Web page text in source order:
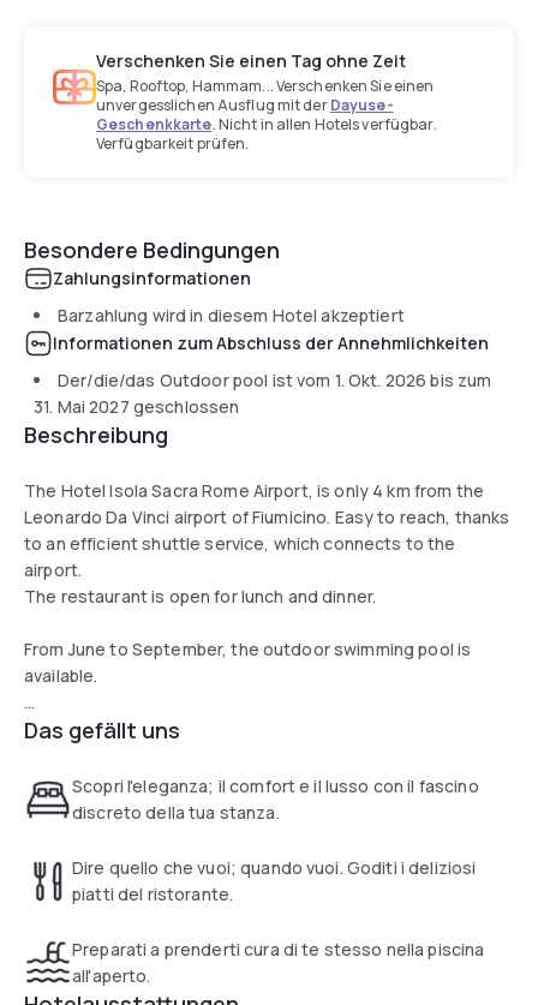
Verschenken Sie einen Tag ohne Zeit
Spa, Rooftop, Hammam... Verschenken Sie einen
unvergesslichen Ausflug mit derDayuse-
Geschenkkarte. Nicht in allen Hotels verfügbar.
Verfügbarkeit prüfen.
Besondere Bedingungen
Zahlungsinformationen
Barzahlung wird in diesem Hotel akzeptiert
Informationen zum Abschluss der Annehmlichkeiten
Der/die/das Outdoor pool ist vom 1. Okt. 2026 bis zum
31. Mai 2027 geschlossen
Beschreibung
The Hotel Isola Sacra Rome Airport, is only 4 km from the
Leonardo Da Vinci airport of Fiumicino. Easy to reach, thanks
to an efficient shuttle service, which connects to the
airport.
The restaurant is open for lunch and dinner.
From June to September, the outdoor swimming pool is
available.
We are waiting for you!
Das gefällt uns
Scopri l'eleganza; il comfort e il lusso con il fascino
discreto della tua stanza.
Dire quello che vuoi; quando vuoi. Goditi i deliziosi
piatti del ristorante.
Preparati a prenderti cura di te stesso nella piscina
all'aperto.